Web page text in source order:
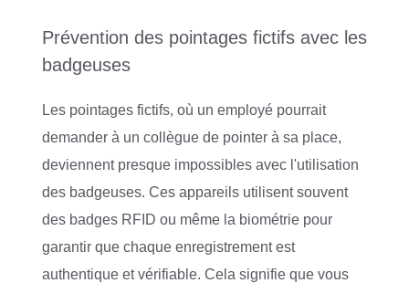
Prévention des pointages fictifs avec les
badgeuses
Les pointages fictifs, où un employé pourrait
demander à un collègue de pointer à sa place,
deviennent presque impossibles avec l'utilisation
des badgeuses. Ces appareils utilisent souvent
des badges RFID ou même la biométrie pour
garantir que chaque enregistrement est
authentique et vérifiable. Cela signifie que vous